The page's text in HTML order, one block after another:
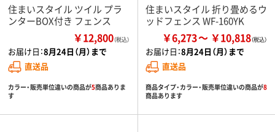
住まいスタイル ツイル プラ
ンターBOX付き フェンス
￥12,800（税込）
お届け日：8月24日（月）まで
直送品
カラー・販売単位違いの商品が5商品ありま
す
住まいスタイル 折り畳めるウ
ッドフェンス WF-160YK
￥6,273 ￥10,818
お届け日：8月24日（月）まで
直送品
商品タイプ・カラー・販売単位違いの商品が8
商品あります